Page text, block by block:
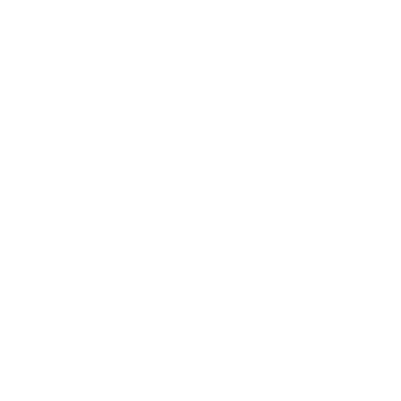
но и «заразилась» именно от этого вредными
стороны поведения.